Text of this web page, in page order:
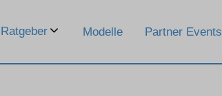
Ratgeber Modelle Partner Events